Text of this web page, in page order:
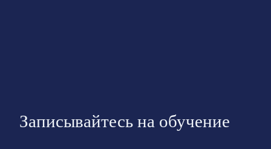
Записывайтесь на обучение